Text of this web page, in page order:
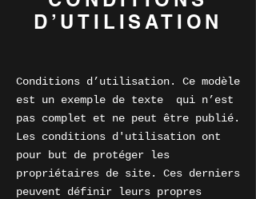
D’UTILISATION
Conditions d’utilisation. Ce modèle
est un exemple de texte qui n’est
pas complet et ne peut être publié.
Les conditions d'utilisation ont
pour but de protéger les
propriétaires de site. Ces derniers
peuvent définir leurs propres